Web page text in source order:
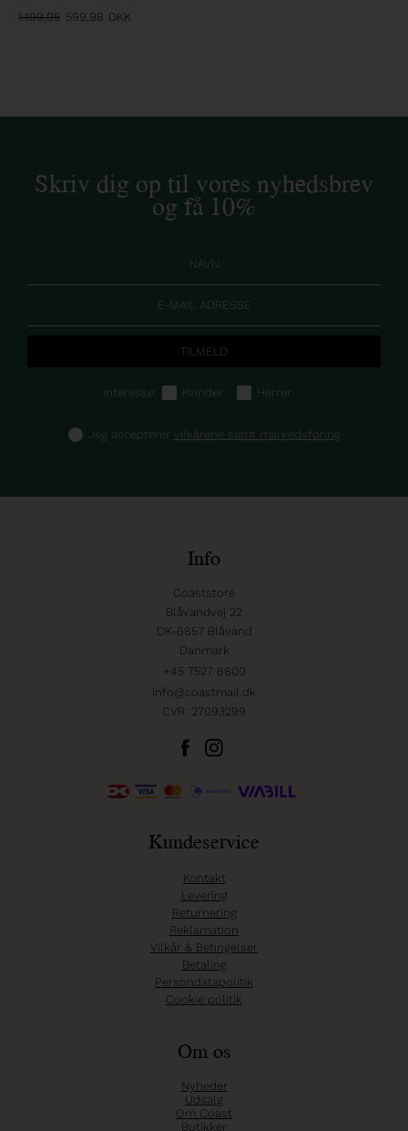
1.199,95 599,98 DKK
Skriv dig op til vores nyhedsbrev
og få 10%
Interesse: Kvinder Herrer
Jeg accepterer vilkårene samt markedsføring
Info
Coaststore
Blåvandvej 22
DK-6857 Blåvand
Danmark
+45 7527 8800
info@coastmail.dk
CVR: 27093299
Kundeservice
Kontakt
Levering
Returnering
Reklamation
Vilkår & Betingelser
Betaling
Persondatapolitik
Cookie politik
Om os
Nyheder
Udsalg
Om Coast
Butikker